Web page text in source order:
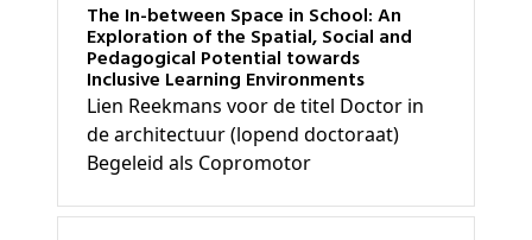
The In-between Space in School: An
Exploration of the Spatial, Social and
Pedagogical Potential towards
Inclusive Learning Environments
Lien Reekmans voor de titel Doctor in
de architectuur (lopend doctoraat)
Begeleid als Copromotor